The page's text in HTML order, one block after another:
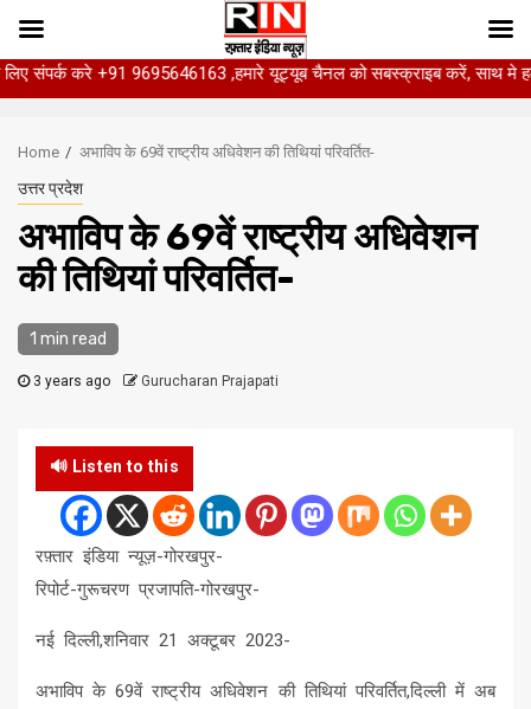
+91 9695646163 ,हमारे यूट्यूब चैनल को सबस्क्राइब करें, साथ मे हमारे
content
Home अभाविप के 69वें राष्ट्रीय अधिवेशन की तिथियां परिवर्तित-
उत्तर प्रदेश
अभाविप के 69वें राष्ट्रीय अधिवेशन
की तिथियां परिवर्तित-
1 min read
3 years ago Gurucharan Prajapati
🔊 Listen to this
रफ़्तार इंडिया न्यूज़-गोरखपुर-
रिपोर्ट-गुरूचरण प्रजापति-गोरखपुर-
नई दिल्ली,शनिवार 21 अक्टूबर 2023-
अभाविप के 69वें राष्ट्रीय अधिवेशन की तिथियां परिवर्तित,दिल्ली में अब